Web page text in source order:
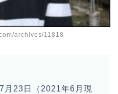
archives/11818
月23日（2021年6月現